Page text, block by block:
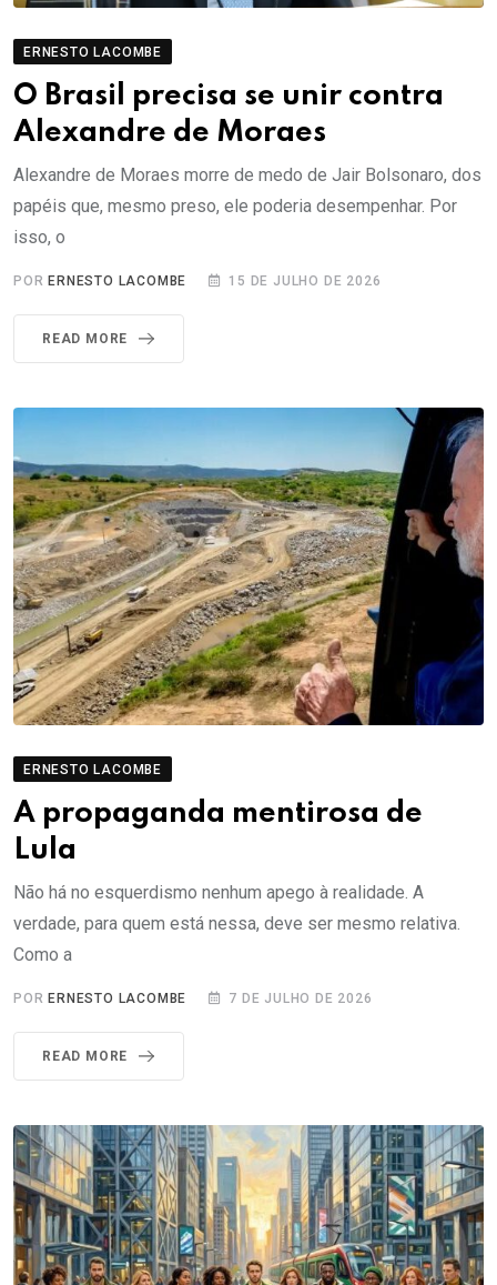
ERNESTO LACOMBE
O Brasil precisa se unir contra
Alexandre de Moraes
Alexandre de Moraes morre de medo de Jair Bolsonaro, dos
papéis que, mesmo preso, ele poderia desempenhar. Por
isso, o
PORERNESTO LACOMBE 15 DE JULHO DE 2026
READ MORE
ERNESTO LACOMBE
A propaganda mentirosa de
Lula
Não há no esquerdismo nenhum apego à realidade. A
verdade, para quem está nessa, deve ser mesmo relativa.
Como a
POR ERNESTO LACOMBE 7 DE JULHO DE 2026
READ MORE